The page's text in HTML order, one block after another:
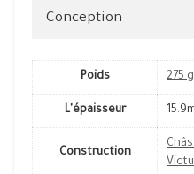
Conception
Poids 275 g
L'épaisseur
Construction